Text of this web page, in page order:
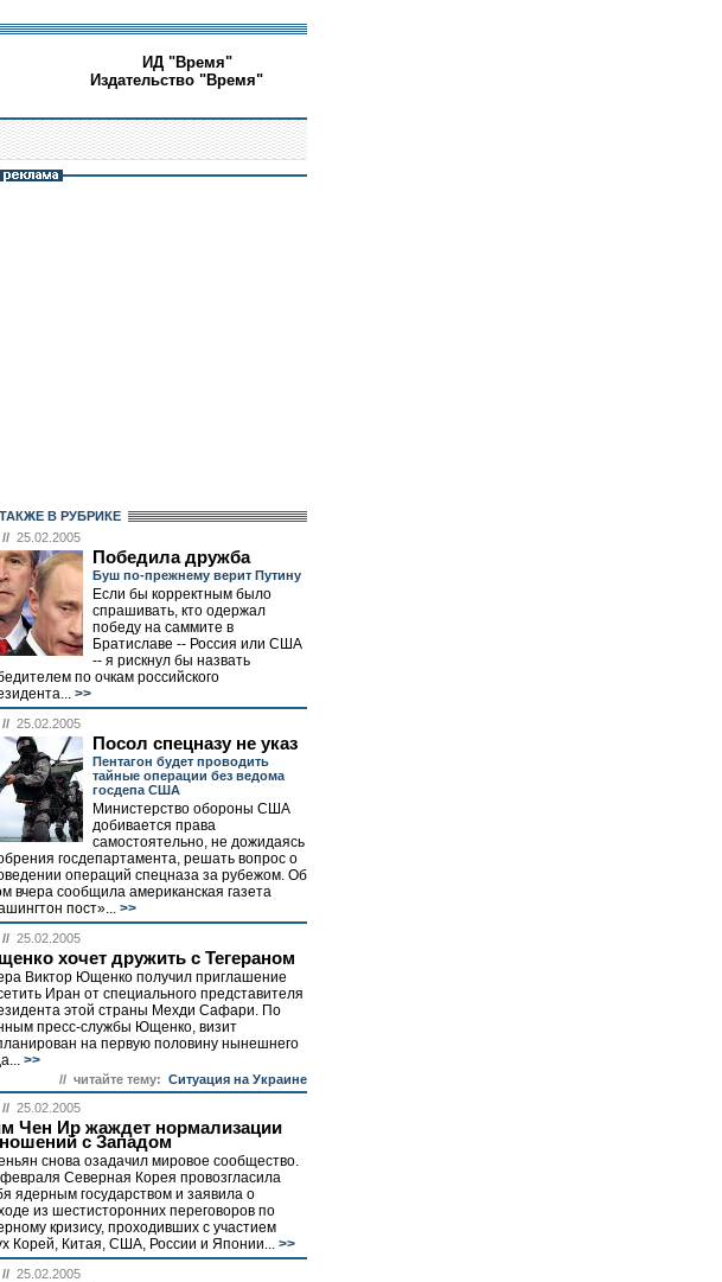
ИД "Время"
Издательство "Время"
ТАКЖЕ В РУБРИКЕ
// 25.02.2005
Победила дружба
Буш по-прежнему верит Путину
Если бы корректным было
спрашивать, кто одержал
победу на саммите в
Братиславе -- Россия или США
-- я рискнул бы назвать
по очкам российского
>>
// 25.02.2005
Посол спецназу не указ
Пентагон будет проводить
тайные операции без ведома
госдепа США
Министерство обороны США
добивается права
самостоятельно, не дожидаясь
госдепартамента, решать вопрос о
операций спецназа за рубежом. Об
вчера сообщила американская газета
пост»... >>
// 25.02.2005
хочет дружить с Тегераном
Виктор Ющенко получил приглашение
Иран от специального представителя
этой страны Мехди Сафари. По
пресс-службы Ющенко, визит
на первую половину нынешнего
>>
// читайте тему: Ситуация на Украине
// 25.02.2005
Чен Ир жаждет нормализации
с Западом
снова озадачил мировое сообщество.
Северная Корея провозгласила
ядерным государством и заявила о
из шестисторонних переговоров по
кризису, проходивших с участием
Корей, Китая, США, России и Японии... >>
// 25.02.2005